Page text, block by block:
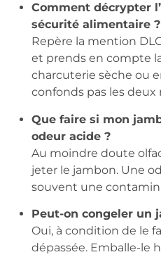
Comment décrypter
sécurité alimentaire ?
Repère la mention
et prends en compte
charcuterie sèche ou
confonds pas les deux
Que faire si mon
odeur acide ?
Au moindre doute
jeter le jambon. Une
souvent une
Peut-on congeler un
Oui, à condition de le
dépassée. Emballe-le